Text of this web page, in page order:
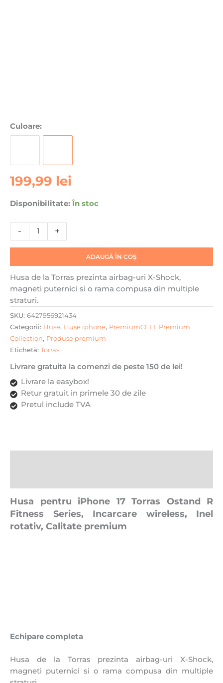
Culoare:
199,99 lei
Disponibilitate: În stoc
-
Cantitate
Husa
Torras
R
Series,
Incarcare
rotativ,
Calitate
premium,
Transparenta
+
ADAUGĂ ÎN COȘ
Husa de la Torras prezinta airbag-uri X-Shock,
magneti puternici si o rama compusa din multiple
straturi.
SKU: 6427956921434
Categorii: Huse, Huse iphone, PremiumCELL Premium
Collection, Produse premium
Etichetă: Torras
Livrare gratuita la comenzi de peste 150 de lei!
Livrare la easybox!
Retur gratuit in primele 30 de zile
Pretul include TVA
Husa pentru iPhone 17 Torras Ostand R
Fitness Series, Incarcare wireless, Inel
rotativ, Calitate premium
Echipare completa
Husa de la Torras prezinta airbag-uri X-Shock,
magneti puternici si o rama compusa din multiple